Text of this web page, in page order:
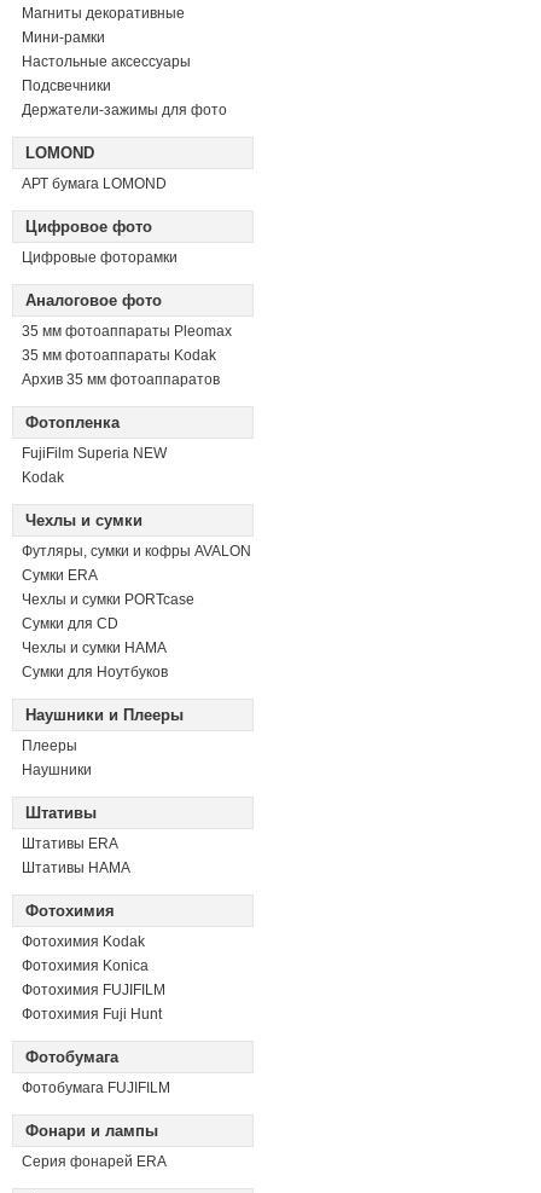
Магниты декоративные
Мини-рамки
Настольные аксессуары
Подсвечники
Держатели-зажимы для фото
LOMOND
АРТ бумага LOMOND
Цифровое фото
Цифровые фоторамки
Аналоговое фото
35 мм фотоаппараты Pleomax
35 мм фотоаппараты Kodak
Архив 35 мм фотоаппаратов
Фотопленка
FujiFilm Superia NEW
Kodak
Чехлы и сумки
Футляры, сумки и кофры AVALON
Сумки ERA
Чехлы и сумки PORTcase
Сумки для CD
Чехлы и сумки HAMA
Сумки для Ноутбуков
Наушники и Плееры
Плееры
Наушники
Штативы
Штативы ERA
Штативы HAMA
Фотохимия
Фотохимия Kodak
Фотохимия Konica
Фотохимия FUJIFILM
Фотохимия Fuji Hunt
Фотобумага
Фотобумага FUJIFILM
Фонари и лампы
Серия фонарей ERA